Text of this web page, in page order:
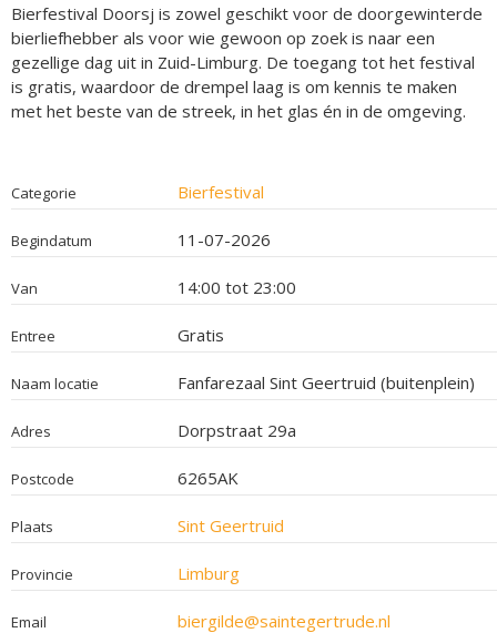
Bierfestival Doorsj is zowel geschikt voor de doorgewinterde
bierliefhebber als voor wie gewoon op zoek is naar een
gezellige dag uit in Zuid-Limburg. De toegang tot het festival
is gratis, waardoor de drempel laag is om kennis te maken
met het beste van de streek, in het glas én in de omgeving.
Categorie Bierfestival
Begindatum 11-07-2026
Van 14:00 tot 23:00
Entree Gratis
Naam locatie Fanfarezaal Sint Geertruid (buitenplein)
Adres Dorpstraat 29a
Postcode 6265AK
Plaats Sint Geertruid
Provincie Limburg
Email biergilde@saintegertrude.nl